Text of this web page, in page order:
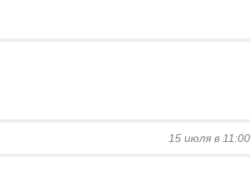
15 июля в 11:00